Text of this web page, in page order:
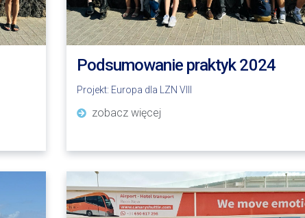
Podsumowanie praktyk 2024
Projekt: Europa dla LZN VIII
zobacz więcej